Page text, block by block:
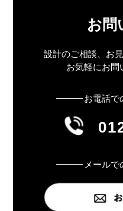
お問
設計のご相談、お
お気軽にお問
お電話で
メール